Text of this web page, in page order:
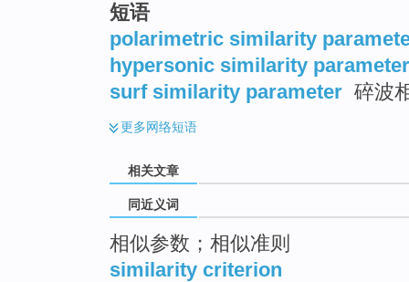
短语
polarimetric similarity
hypersonic similarity parameter
surf similarity parameter 碎波
更多网络短语
相关文章
同近义词
相似参数；相似准则
similarity criterion